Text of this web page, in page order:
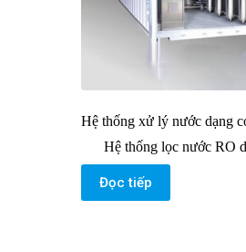
Hệ thống xử lý nước dạng
Hệ thống lọc nước RO
Đọc tiếp